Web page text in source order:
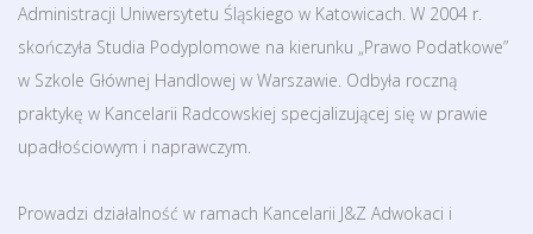
Administracji Uniwersytetu Śląskiego w Katowicach. W 2004 r.
skończyła Studia Podyplomowe na kierunku „Prawo Podatkowe”
w Szkole Głównej Handlowej w Warszawie. Odbyła roczną
praktykę w Kancelarii Radcowskiej specjalizującej się w prawie
upadłościowym i naprawczym.
Prowadzi działalność w ramach Kancelarii J&Z Adwokaci i